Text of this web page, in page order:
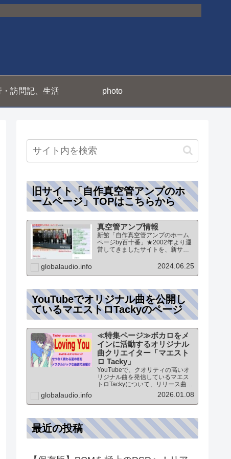
・訪問記、生活 photo
旧サイト「自作真空管アンプのホ
ームページ」TOPはこちらから
真空管アンプ情報
新館「自作真空管アンプのホーム
ページby百十番」★2002年より運
営してきましたサイトを、新サイ
は、「新館:自作真空管アンプのホ
ジになりますオーディオ情報全般
globalaudio.info 2024.06.25
YouTubeでオリジナル曲を公開し
ているマエストロTackyのページ
≪特集ページ≫ボカロをメ
インに活動するオリジナル
曲クリエイター「マエスト
ロ Tacky」
YouTubeで、クオリティの高いオ
リジナル曲を発信しているマエス
トロTackyについて、リリース曲の
紹介（Self liner note）やprofile・
最新情報など★動画チャンネル登
録100人突破記念作品の生歌版楽曲
globalaudio.info 2026.01.08
最近の投稿